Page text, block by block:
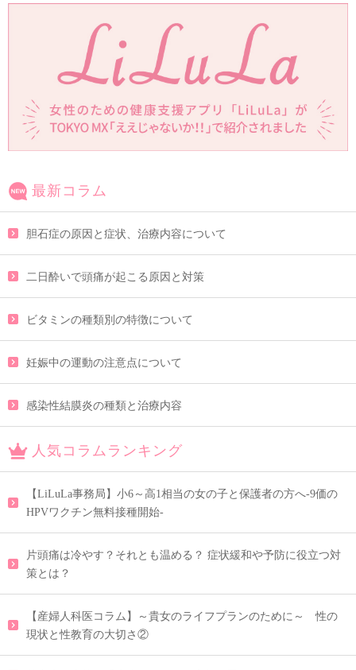
最新コラム
胆石症の原因と症状、治療内容について
二日酔いで頭痛が起こる原因と対策
ビタミンの種類別の特徴について
妊娠中の運動の注意点について
感染性結膜炎の種類と治療内容
人気コラムランキング
【LiLuLa事務局】小6～高1相当の女の子と保護者の方へ-9価の
HPVワクチン無料接種開始-
片頭痛は冷やす？それとも温める？ 症状緩和や予防に役立つ対
策とは？
【産婦人科医コラム】～貴女のライフプランのために～ 性の
現状と性教育の大切さ②